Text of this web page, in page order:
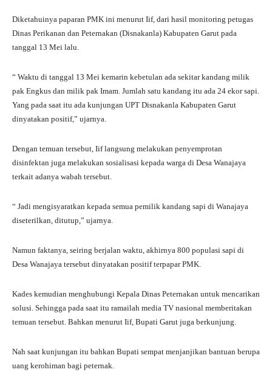
Diketahuinya paparan PMK ini menurut Iif, dari hasil monitoring petugas
Dinas Perikanan dan Peternakan (Disnakanla) Kabupaten Garut pada
tanggal 13 Mei lalu.
“ Waktu di tanggal 13 Mei kemarin kebetulan ada sekitar kandang milik
pak Engkus dan milik pak Imam. Jumlah satu kandang itu ada 24 ekor sapi.
Yang pada saat itu ada kunjungan UPT Disnakanla Kabupaten Garut
dinyatakan positif,” ujarnya.
Dengan temuan tersebut, Iif langsung melakukan penyemprotan
disinfektan juga melakukan sosialisasi kepada warga di Desa Wanajaya
terkait adanya wabah tersebut.
“ Jadi mengisyaratkan kepada semua pemilik kandang sapi di Wanajaya
diseterilkan, ditutup,” ujarnya.
Namun faktanya, seiring berjalan waktu, akhirnya 800 populasi sapi di
Desa Wanajaya tersebut dinyatakan positif terpapar PMK.
Kades kemudian menghubungi Kepala Dinas Peternakan untuk mencarikan
solusi. Sehingga pada saat itu ramailah media TV nasional memberitakan
temuan tersebut. Bahkan menurut Iif, Bupati Garut juga berkunjung.
Nah saat kunjungan itu bahkan Bupati sempat menjanjikan bantuan berupa
uang kerohiman bagi peternak.